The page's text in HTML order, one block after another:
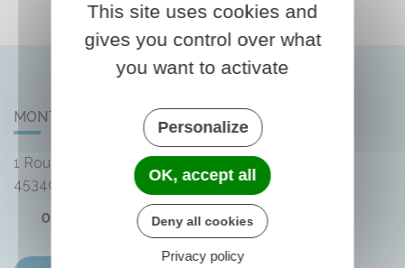
MONTLIARD
1 Route de Bellegarde
45340
02 38 33 72 59
This site uses cookies and
gives you control over what
you want to activate
Personalize
OK, accept all
Deny all cookies
Privacy policy